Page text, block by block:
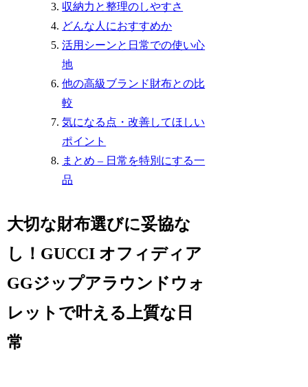
収納力と整理のしやすさ
どんな人におすすめか
活用シーンと日常での使い心
地
他の高級ブランド財布との比
較
気になる点・改善してほしい
ポイント
まとめ – 日常を特別にする一
品
大切な財布選びに妥協な
し！GUCCI オフィディア
GGジップアラウンドウォ
レットで叶える上質な日
常